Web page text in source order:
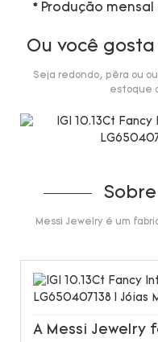
* Produção
Ou você
Seja redondo, pêra ou
estoque
Messi Jewelry é um
A Messi Jewelry